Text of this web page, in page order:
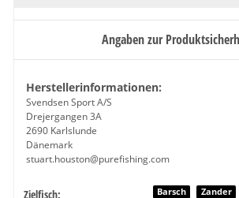
Angaben zur
Herstellerinformationen:
Svendsen Sport A/S
Drejergangen 3A
2690 Karlslunde
Dänemark
stuart.houston@purefishing.com
Produkteigenschaft
Wert
Zielfisch: Barsch Zander